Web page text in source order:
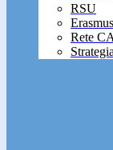
RSU
Rete